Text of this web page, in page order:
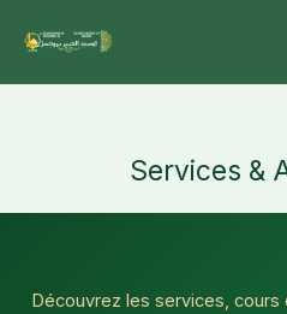
Services &
Découvrez les services,